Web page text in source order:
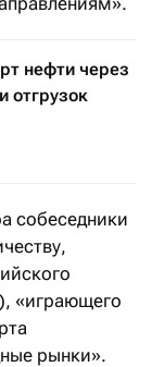
нефти через
отгрузок
собеседники
«играющего
рынки».